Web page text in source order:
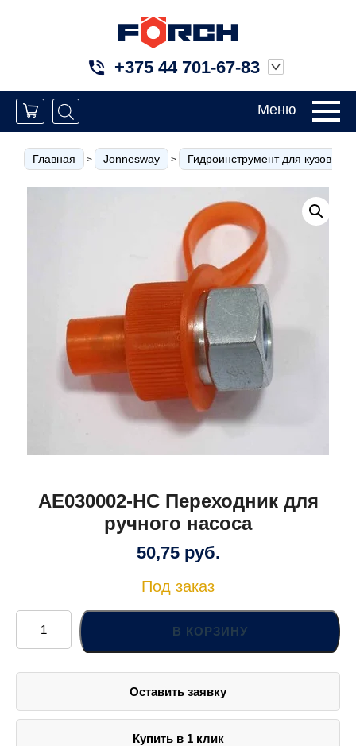
+375 44 701-67-83
Меню
Главная > Jonnesway > Гидроинструмент для
AE030002-HC Переходник для
ручного насоса
50,75 руб.
Под заказ
Количество
товара
AE030002-
HC
для
В КОРЗИНУ
Оставить заявку
Купить в 1 клик